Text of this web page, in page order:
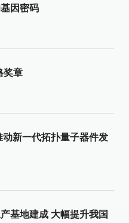
因密码
奖章
新一代拓扑量子器件发
基地建成 大幅提升我国